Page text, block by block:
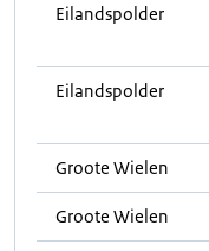
Eilandspolder
Eilandspolder
Groote Wielen
Groote Wielen